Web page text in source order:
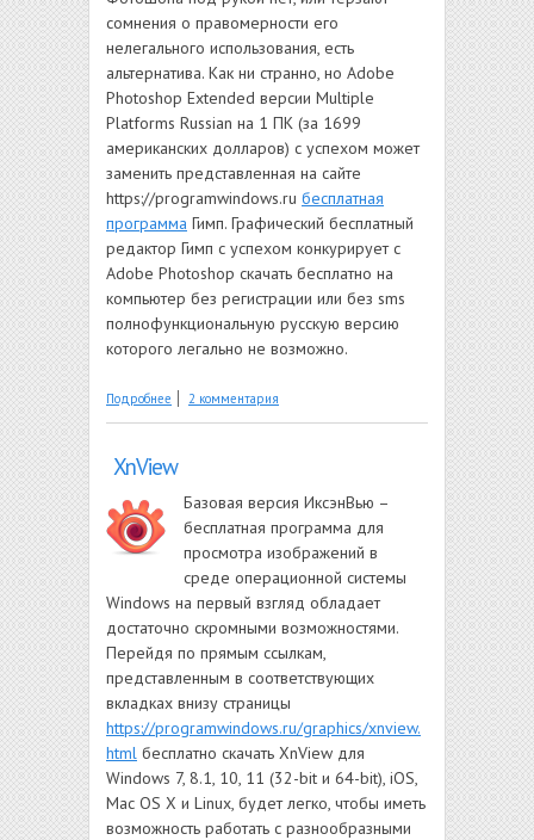
сомнения о правомерности его
нелегального использования, есть
альтернатива. Как ни странно, но Adobe
Photoshop Extended версии Multiple
Platforms Russian на 1 ПК (за 1699
американских долларов) с успехом может
заменить представленная на сайте
https://programwindows.ru бесплатная
программа Гимп. Графический бесплатный
редактор Гимп с успехом конкурирует с
Adobe Photoshop скачать бесплатно на
компьютер без регистрации или без sms
полнофункциональную русскую версию
которого легально не возможно.
Подробнее о Gimp
2 комментария
XnView
Базовая версия ИксэнВью –
бесплатная программа для
просмотра изображений в
среде операционной системы
Windows на первый взгляд обладает
достаточно скромными возможностями.
Перейдя по прямым ссылкам,
представленным в соответствующих
вкладках внизу страницы
https://programwindows.ru/graphics/xnview.
html бесплатно скачать XnView для
Windows 7, 8.1, 10, 11 (32-bit и 64-bit), iOS,
Mac OS X и Linux, будет легко, чтобы иметь
возможность работать с разнообразными